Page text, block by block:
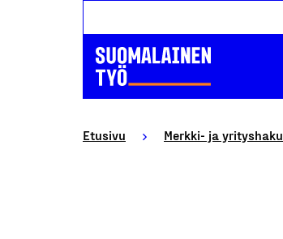
Etusivu Merkki- ja yrityshaku